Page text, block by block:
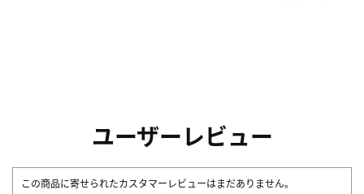
ユーザーレビュー
この商品に寄せられたカスタマーレビューはまだありません。